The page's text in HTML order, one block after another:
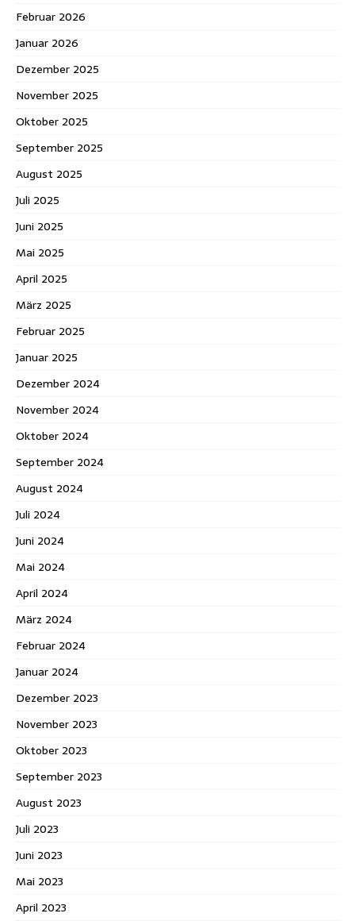
Februar 2026
Januar 2026
Dezember 2025
November 2025
Oktober 2025
September 2025
August 2025
Juli 2025
Juni 2025
Mai 2025
April 2025
März 2025
Februar 2025
Januar 2025
Dezember 2024
November 2024
Oktober 2024
September 2024
August 2024
Juli 2024
Juni 2024
Mai 2024
April 2024
März 2024
Februar 2024
Januar 2024
Dezember 2023
November 2023
Oktober 2023
September 2023
August 2023
Juli 2023
Juni 2023
Mai 2023
April 2023